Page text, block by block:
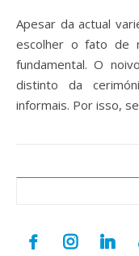
Apesar da actual variedade de estilos e modelos, quando
escolher o fato de
fundamental. O
distinto da
informais. Por isso,
facebookinstagram